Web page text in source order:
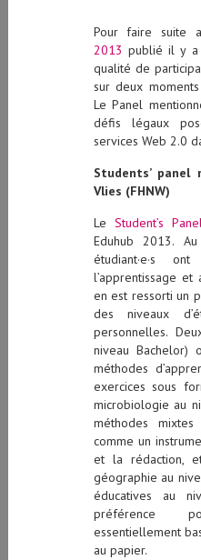
Pour faire suite
2013 publié il y a
qualité de
sur deux
Le Panel
défis légaux
services Web 2.0
Students’
Vlies (FHNW)
Le Student’s
Eduhub 2013.
étudiant·e·s
l’apprentissage et
en est ressorti un
des niveaux
personnelles.
niveau
méthodes
exercices sous
microbiologie au
méthodes mixtes
comme un
et la rédaction,
géographie au
éducatives au
préférence
essentiellement
au papier.